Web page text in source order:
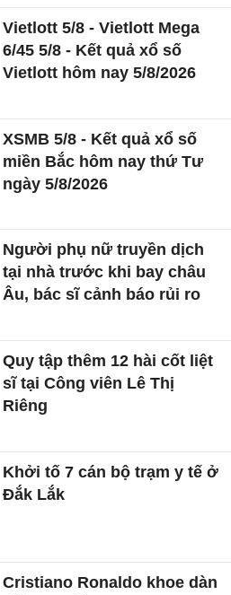
Vietlott 5/8 - Vietlott Mega
6/45 5/8 - Kết quả xổ số
Vietlott hôm nay 5/8/2026
XSMB 5/8 - Kết quả xổ số
miền Bắc hôm nay thứ Tư
ngày 5/8/2026
Người phụ nữ truyền dịch
tại nhà trước khi bay châu
Âu, bác sĩ cảnh báo rủi ro
Quy tập thêm 12 hài cốt liệt
sĩ tại Công viên Lê Thị
Riêng
Khởi tố 7 cán bộ trạm y tế ở
Đắk Lắk
Cristiano Ronaldo khoe dàn